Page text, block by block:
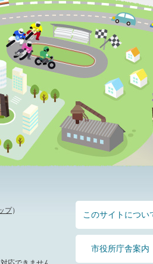
プ） このサイトについ
市役所庁舎案内